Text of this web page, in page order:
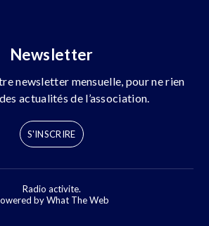
Newsletter
newsletter mensuelle, pour ne rien
actualités de l’association.
S'INSCRIRE
Radio activite.
by What The Web